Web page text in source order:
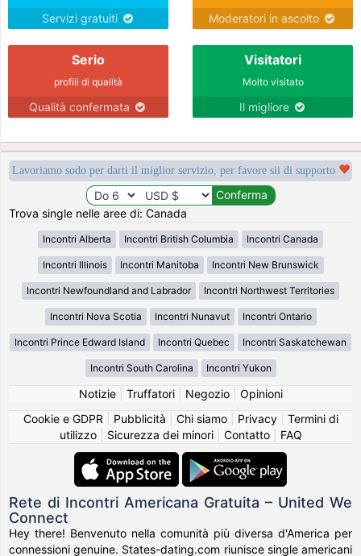
Servizi gratuiti Moderatori in ascolto
Serio
profili di qualità
Qualità confermata
Visitatori
Molto visitato
Il migliore
Lavoriamo sodo per darti il miglior servizio, per favore sii di supporto
Trova single nelle aree di: Canada
Incontri Alberta Incontri British Columbia Incontri Canada
Incontri Illinois Incontri Manitoba Incontri New Brunswick
Incontri Newfoundland and Labrador Incontri Northwest Territories
Incontri Nova Scotia Incontri Nunavut Incontri Ontario
Incontri Prince Edward Island Incontri Quebec Incontri Saskatchewan
Incontri South Carolina Incontri Yukon
Notizie| Truffatori| Negozio| Opinioni
Cookie e GDPR
Pubblicità Chi siamo| Privacy| Termini di
utilizzo| Sicurezza dei minori| Contatto| FAQ
Rete di Incontri Americana Gratuita – United We
Connect
Hey there! Benvenuto nella comunità più diversa d'America per
connessioni genuine. States-dating.com riunisce single americani